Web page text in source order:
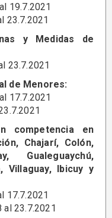
19.7.2021
23.7.2021
y Medidas de
23.7.2021
de Menores:
17.7.2021
competencia en
Chajarí, Colón,
Gualeguaychú,
Villaguay, Ibicuy y
17.7.2021
al 23.7.2021